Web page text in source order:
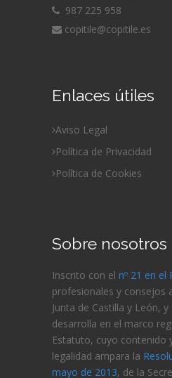
987 225 958
copitile@copitile.es
Enlaces útiles
Aviso Legal
Política de Privacidad
Política de Cookies
Sobre nosotros
Inscrito con el nº 21 en el
profesionales y consejos
Junta de Castilla y León,
desarrolla en el marco
Estatuto, cuyo contenido
legalidad ampara la
mayo de 2013, de la